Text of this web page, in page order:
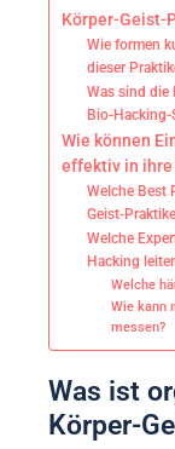
Körper-Geist-
Wie formen
dieser
Was sind die
Bio-
Wie können
effektiv in
Welche Best
Geist-
Welche
Hacking
Welche
Wie kann
messen?
Was ist
Körper-